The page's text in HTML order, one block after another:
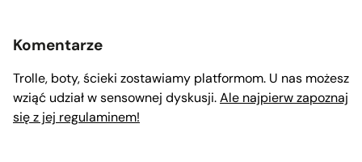
Komentarze
Trolle, boty, ścieki zostawiamy platformom. U nas możesz
wziąć udział w sensownej dyskusji.Ale najpierw zapoznaj
się z jej regulaminem!